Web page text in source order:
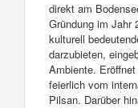
direkt am
Gründung im Jahr
kulturell
darzubieten,
Ambiente.
feierlich vom
Pilsan. Darüber